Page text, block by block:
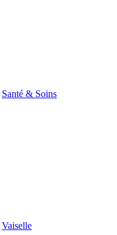
Santé & Soins
Vaiselle